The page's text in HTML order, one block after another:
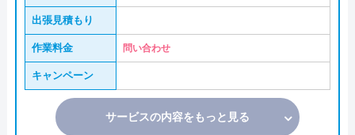
出張見積もり
作業料金 問い合わせ
キャンペーン
サービスの内容をもっと見る